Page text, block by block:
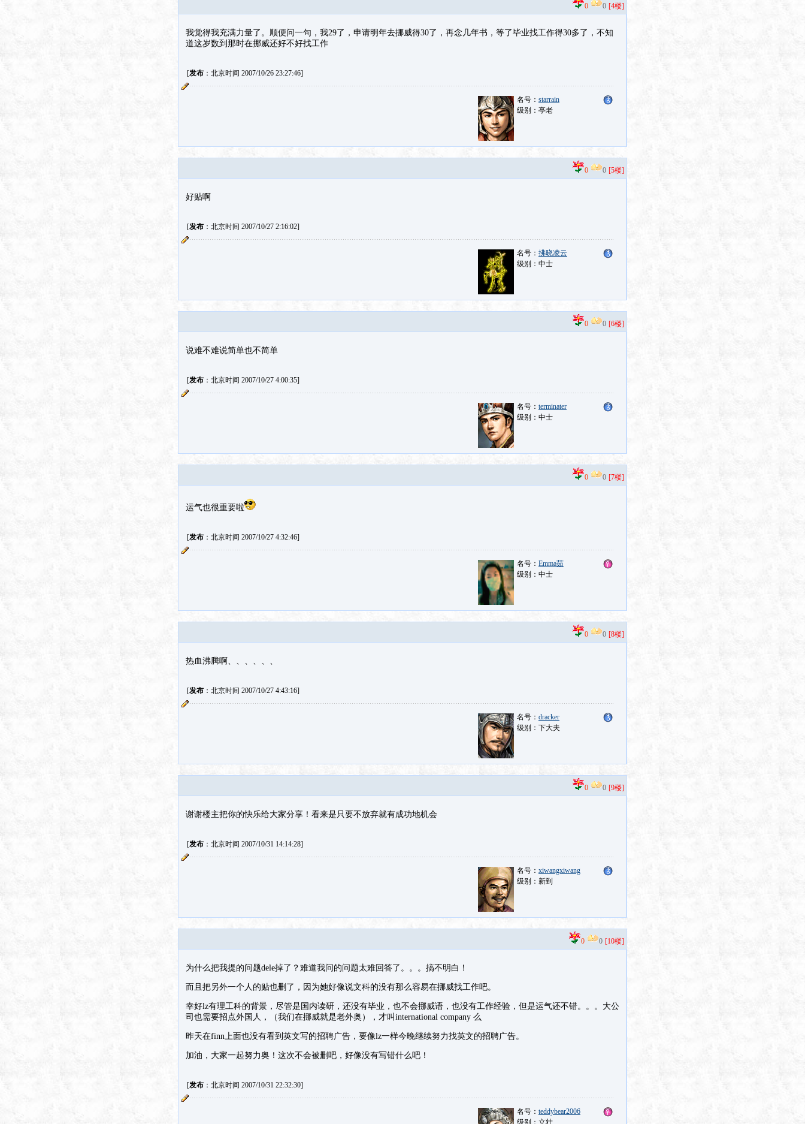
0 0 [4楼]
我觉得我充满力量了。顺便问一句，我29了，申请明年去挪威得30了，再念几年书，等了毕业找工作得30多了，不知
道这岁数到那时在挪威还好不好找工作
[发布：北京时间 2007/10/26 23:27:46]
名号： starrain
级别：亭老
0 0 [5楼]
好贴啊
[发布：北京时间 2007/10/27 2:16:02]
名号： 拂晓凌云
级别：中士
0 0 [6楼]
说难不难说简单也不简单
[发布：北京时间 2007/10/27 4:00:35]
名号： terminater
级别：中士
0 0 [7楼]
运气也很重要啦
[发布：北京时间 2007/10/27 4:32:46]
名号： Emma茹
级别：中士
0 0 [8楼]
热血沸腾啊、、、、、、
[发布：北京时间 2007/10/27 4:43:16]
名号： dracker
级别：下大夫
0 0 [9楼]
谢谢楼主把你的快乐给大家分享！看来是只要不放弃就有成功地机会
[发布：北京时间 2007/10/31 14:14:28]
名号： xiwangxiwang
级别：新到
0 0 [10楼]
为什么把我提的问题dele掉了？难道我问的问题太难回答了。。。搞不明白！
而且把另外一个人的贴也删了，因为她好像说文科的没有那么容易在挪威找工作吧。
幸好lz有理工科的背景，尽管是国内读研，还没有毕业，也不会挪威语，也没有工作经验，但是运气还不错。。。大公
司也需要招点外国人，（我们在挪威就是老外奥），才叫international company 么
昨天在finn上面也没有看到英文写的招聘广告，要像lz一样今晚继续努力找英文的招聘广告。
加油，大家一起努力奥！这次不会被删吧，好像没有写错什么吧！
[发布：北京时间 2007/10/31 22:32:30]
名号： teddybear2006
级别：立壮